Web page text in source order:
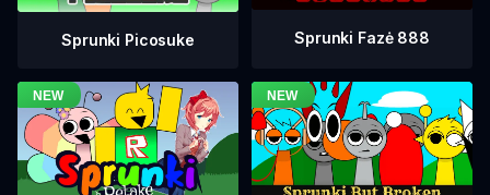
Sprunki Picosuke Sprunki Fazė 888